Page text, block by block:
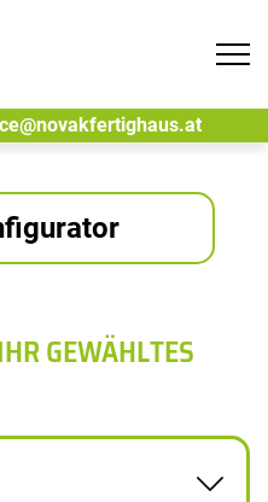
GEWÄHLTES